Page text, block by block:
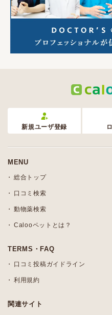
新規ユーザ登録
MENU
総合トップ
口コミ検索
動物薬検索
Calooペットとは？
TERMS・FAQ
口コミ投稿ガイドライン
利用規約
関連サイト